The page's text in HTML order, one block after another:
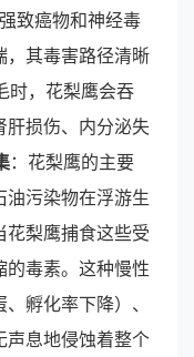
致癌物和神经毒
，其毒害路径清晰
时，花梨鹰会吞
肝损伤、内分泌失
：花梨鹰的主要
油污染物在浮游生
花梨鹰捕食这些受
的毒素。这种慢性
孵化率下降）、
声息地侵蚀着整个